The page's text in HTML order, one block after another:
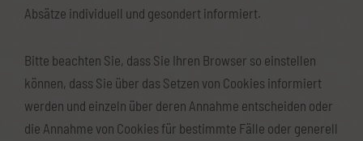
Absätze individuell und gesondert informiert.
Bitte beachten Sie, dass Sie Ihren Browser so einstellen
können, dass Sie über das Setzen von Cookies informiert
werden und einzeln über deren Annahme entscheiden oder
die Annahme von Cookies für bestimmte Fälle oder generell